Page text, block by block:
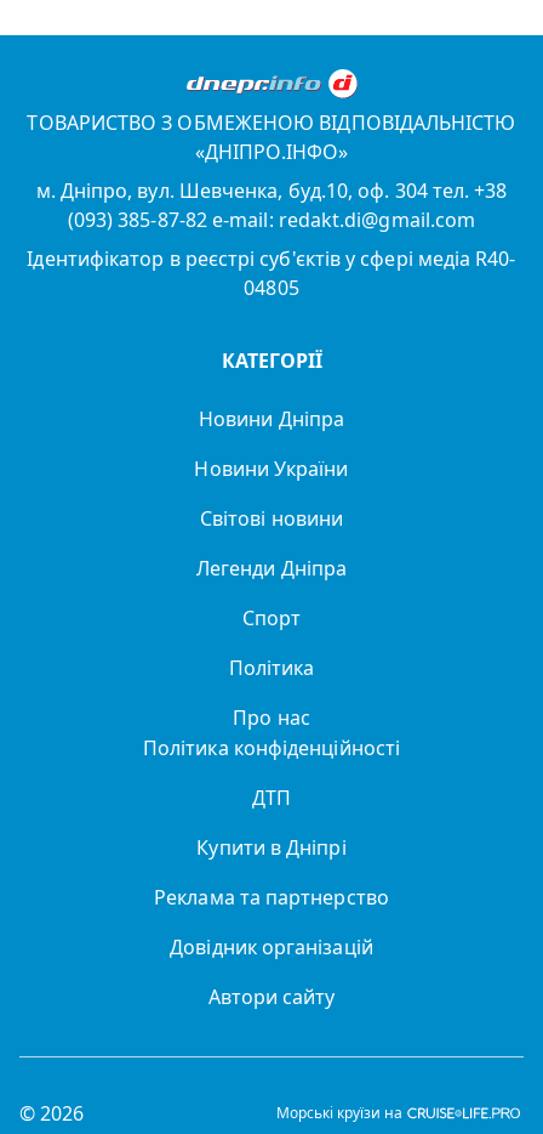
ТОВАРИСТВО З ОБМЕЖЕНОЮ ВІДПОВІДАЛЬНІСТЮ
«ДНІПРО.ІНФО»
м. Дніпро, вул. Шевченка, буд.10, оф. 304 тел. +38
(093) 385-87-82 e-mail: redakt.di@gmail.com
Ідентифікатор в реєстрі суб'єктів у сфері медіа R40-
04805
КАТЕГОРІЇ
Новини Дніпра
Новини України
Світові новини
Легенди Дніпра
Спорт
Політика
Про нас
Політика конфіденційності
ДТП
Купити в Дніпрі
Реклама та партнерство
Довідник організацій
Автори сайту
© 2026 Морські круїзи на